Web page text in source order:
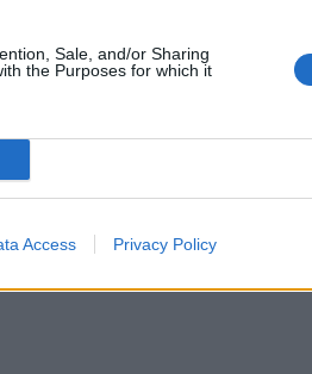
Sale, and/or Sharing
the Purposes for which it
Access Privacy Policy